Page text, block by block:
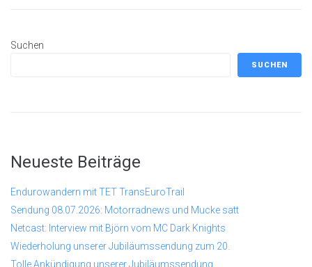
Suchen
SUCHEN
Neueste Beiträge
Endurowandern mit TET TransEuroTrail
Sendung 08.07.2026: Motorradnews und Mucke satt
Netcast: Interview mit Björn vom MC Dark Knights
Wiederholung unserer Jubiläumssendung zum 20.
Tolle Ankündigung unserer Jubiläumssendung